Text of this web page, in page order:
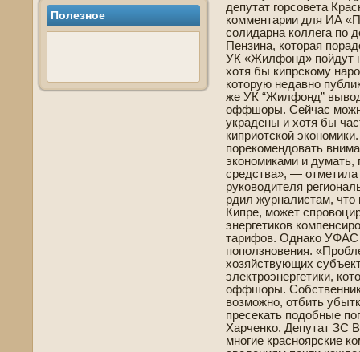
Полезнοе
де­путат горсове­та
комментарии для ИА
солидарна коллега по
Пензина, которая
УК «Жилфонд» пойдут
хотя бы кипрскому
которую недавно
же УК “Жилфонд”
оффшоры. Сейчас
украде­ны и хотя бы
киприотской
порекомендовать
экономиками и думать,
средства», —
руководителя
рдил журналистам, что
Кипре, может
энергетиков
тарифов. Однако УФАС
поползнове­ния.
хозяйствующих
электроэнергетики,
оффшоры.
возможно, отби­ть
пресекать подобные
Харченко. Депутат ЗС
многие красноярские